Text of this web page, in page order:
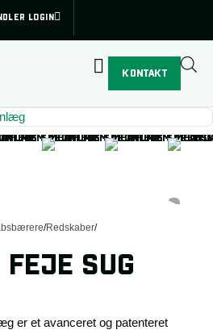
SE KURV
LOGIN
KONTAKT
▶
/Redskaber/
SUG
er et avanceret og patenteret